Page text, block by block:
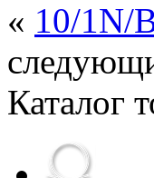
« 10/1N/
Каталог